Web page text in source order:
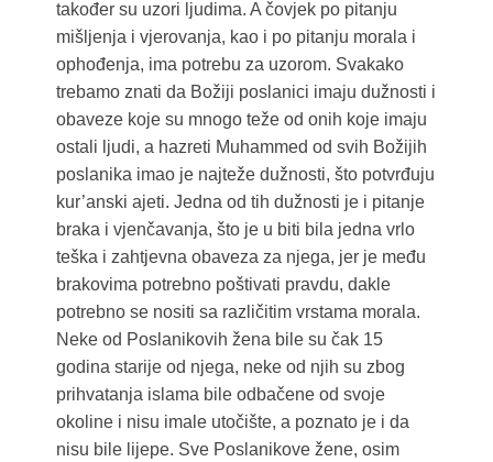
također su uzori ljudima. A čovjek po pitanju
mišljenja i vjerovanja, kao i po pitanju morala i
ophođenja, ima potrebu za uzorom. Svakako
trebamo znati da Božiji poslanici imaju dužnosti i
obaveze koje su mnogo teže od onih koje imaju
ostali ljudi, a hazreti Muhammed od svih Božijih
poslanika imao je najteže dužnosti, što potvrđuju
kur’anski ajeti. Jedna od tih dužnosti je i pitanje
braka i vjenčavanja, što je u biti bila jedna vrlo
teška i zahtjevna obaveza za njega, jer je među
brakovima potrebno poštivati pravdu, dakle
potrebno se nositi sa različitim vrstama morala.
Neke od Poslanikovih žena bile su čak 15
godina starije od njega, neke od njih su zbog
prihvatanja islama bile odbačene od svoje
okoline i nisu imale utočište, a poznato je i da
nisu bile lijepe. Sve Poslanikove žene, osim